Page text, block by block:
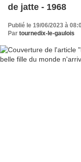
de jatte - 1968
Publié le 19/06/2023 à
Par tournedix-le-gaulois